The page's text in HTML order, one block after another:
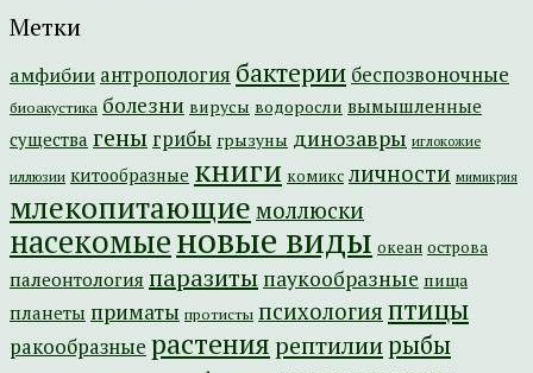
Метки
амфибии антропология бактерии беспозвоночные
биоакустика болезни вирусы водоросли вымышленные
существа гены грибы грызуны динозавры иглокожие
иллюзии китообразные книги комикс личности мимикрия
млекопитающие моллюски
насекомыеновые виды океан острова
палеонтология паразиты паукообразные пища
планеты приматы протисты психология птицы
ракообразные растениярептилиирыбы